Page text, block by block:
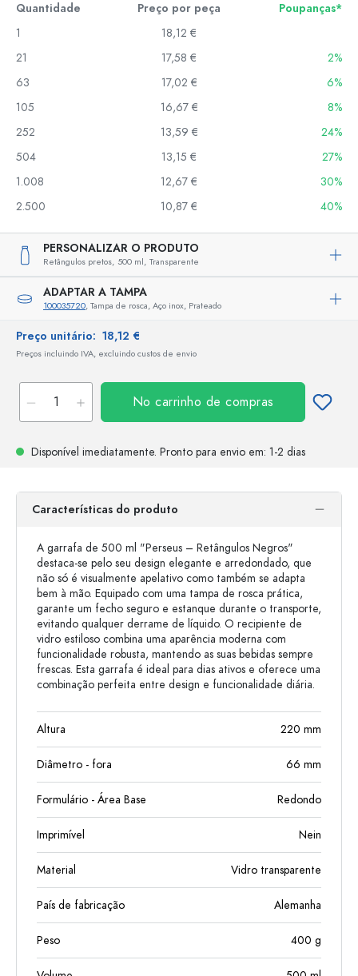
Quantidade Preço por peça
Poupanças*
1
18,12 €
21
17,58 €
2%
63
17,02 €
6%
105
16,67 €
8%
252
13,59 €
24%
504
13,15 €
27%
1.008
12,67 €
30%
2.500
10,87 € 40%
PERSONALIZAR O PRODUTO
Retângulos pretos, 500 ml, Transparente
ADAPTAR A TAMPA
100035720, Tampa de rosca, Aço inox, Prateado
Preço unitário: 18,12 €
Preços incluindo IVA, excluindo custos de envio
No carrinho de compras
Disponível imediatamente. Pronto para envio em: 1-2 dias
Características do produto
A garrafa de 500 ml "Perseus – Retângulos Negros"
destaca-se pelo seu design elegante e arredondado, que
não só é visualmente apelativo como também se adapta
bem à mão. Equipado com uma tampa de rosca prática,
garante um fecho seguro e estanque durante o transporte,
evitando qualquer derrame de líquido. O recipiente de
vidro estiloso combina uma aparência moderna com
funcionalidade robusta, mantendo as suas bebidas sempre
frescas. Esta garrafa é ideal para dias ativos e oferece uma
combinação perfeita entre design e funcionalidade diária.
Altura 220 mm
Diâmetro - fora 66 mm
Formulário - Área Base Redondo
Imprimível Nein
Material Vidro transparente
País de fabricação Alemanha
Peso 400 g